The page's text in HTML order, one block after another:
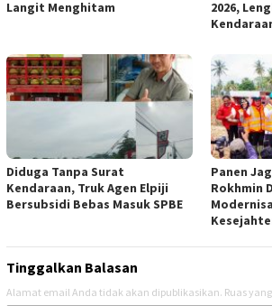
Langit Menghitam
2026,
Diduga Tanpa Surat
Kendaraan, Truk Agen Elpiji
Bersubsidi Bebas Masuk SPBE
Panen
Rokhmin
Tinggalkan Balasan
Alamat email Anda tidak akan dipublikasikan. Ruas